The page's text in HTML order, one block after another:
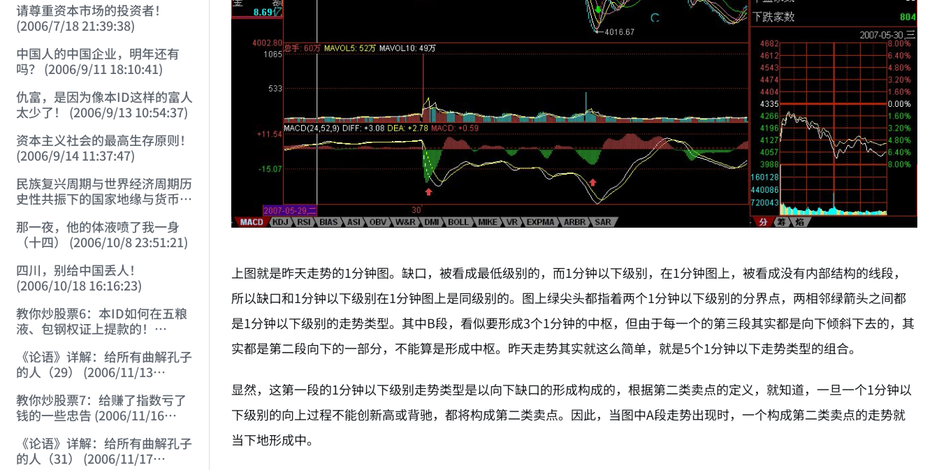
请尊重资本市场的投资者！
(2006/7/18 21:39:38)
中国人的中国企业，明年还有
吗？ (2006/9/11 18:10:41)
仇富，是因为像本ID这样的富人
太少了！ (2006/9/13 10:54:37)
资本主义社会的最高生存原则！
(2006/9/14 11:37:47)
民族复兴周期与世界经济周期历
史性共振下的国家地缘与货币战
那一夜，他的体液喷了我一身
（十四） (2006/10/8 23:51:21)
四川，别给中国丢人！
(2006/10/18 16:16:23)
教你炒股票6：本ID如何在五粮
液、包钢权证上提款的！
《论语》详解：给所有曲解孔子
的人（29） (2006/11/13
教你炒股票7：给赚了指数亏了
钱的一些忠告 (2006/11/16
《论语》详解：给所有曲解孔子
的人（31） (2006/11/17
上图就是昨天走势的1分钟图。缺口，被看成最低级别的，而1分钟以下级别，在1分钟图上，被看成没有内部结构的线段，
所以缺口和1分钟以下级别在1分钟图上是同级别的。图上绿尖头都指着两个1分钟以下级别的分界点，两相邻绿箭头之间都
是1分钟以下级别的走势类型。其中B段，看似要形成3个1分钟的中枢，但由于每一个的第三段其实都是向下倾斜下去的，其
实都是第二段向下的一部分，不能算是形成中枢。昨天走势其实就这么简单，就是5个1分钟以下走势类型的组合。
显然，这第一段的1分钟以下级别走势类型是以向下缺口的形成构成的，根据第二类卖点的定义，就知道，一旦一个1分钟以
下级别的向上过程不能创新高或背驰，都将构成第二类卖点。因此，当图中A段走势出现时，一个构成第二类卖点的走势就
当下地形成中。